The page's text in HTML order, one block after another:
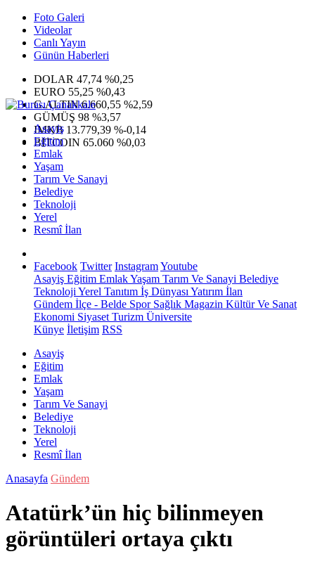
Foto Galeri
Videolar
Canlı Yayın
Günün Haberleri
DOLAR 47,74 %0,25
EURO 55,25 %0,43
G.ALTIN6.660,55 %2,59
GÜMÜŞ 98 %3,57
IMKB 13.779,39 %-0,14
BITCOIN 65.060 %0,03
Asayiş
Eğitim
Emlak
Yaşam
Tarım Ve Sanayi
Belediye
Teknoloji
Yerel
Resmî İlan
Facebook Twitter InstagramYoutube
Asayiş Eğitim EmlakYaşam Tarım Ve Sanayi Belediye
Teknoloji Yerel Tanıtım İş Dünyası Yatırım İlan
Gündem İlçe - Belde SporSağlık Magazin Kültür Ve Sanat
Ekonomi Siyaset Turizm Üniversite
Künye İletişim RSS
Asayiş
Eğitim
Emlak
Yaşam
Tarım Ve Sanayi
Belediye
Teknoloji
Yerel
Resmî İlan
Anasayfa Gündem
Atatürk’ün hiç bilinmeyen
görüntüleri ortaya çıktı